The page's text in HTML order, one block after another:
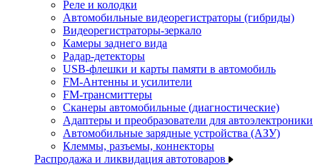
Реле и колодки
Автомобильные видеорегистраторы (гибриды)
Видеорегистраторы-зеркало
Камеры заднего вида
Радар-детекторы
USB-флешки и карты памяти в автомобиль
FM-Антенны и усилители
FM-трансмиттеры
Сканеры автомобильные (диагностические)
Адаптеры и преобразователи для автоэлектроники
Автомобильные зарядные устройства (АЗУ)
Клеммы, разъемы, коннекторы
Распродажа и ликвидация автотоваров